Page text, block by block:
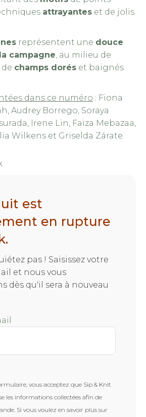
attrayantes et de jolis
représentent une douce
campagne , au milieu de
champs dorés et baignés
dans ce numéro : Fiona
Audrey Borrego, Soraya
Irene Lin, Faïza Mebazaa,
Wilkens et Griselda Zárate.
est
en rupture
pas ! Saisissez votre
et nous vous
dès qu'il sera à nouveau
vous acceptez que Sip & Knit
les informations collectées afin de
Si vous voulez en savoir plus sur